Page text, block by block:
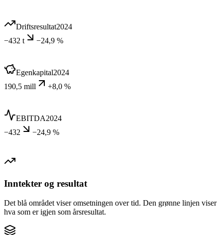
Driftsresultat2024
−432 t
−24,9 %
Egenkapital2024
190,5 mill
+8,0 %
EBITDA2024
−432
−24,9 %
Inntekter og resultat
Det blå området viser omsetningen over tid. Den grønne linjen viser
hva som er igjen som årsresultat.